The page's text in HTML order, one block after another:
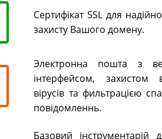
Сертифікат SSL для
захисту Вашого домену.
Электронна пошта з
інтерфейсом, захистом
вірусів та фильтрацією
повідомленнь.
Базовий інструментарій